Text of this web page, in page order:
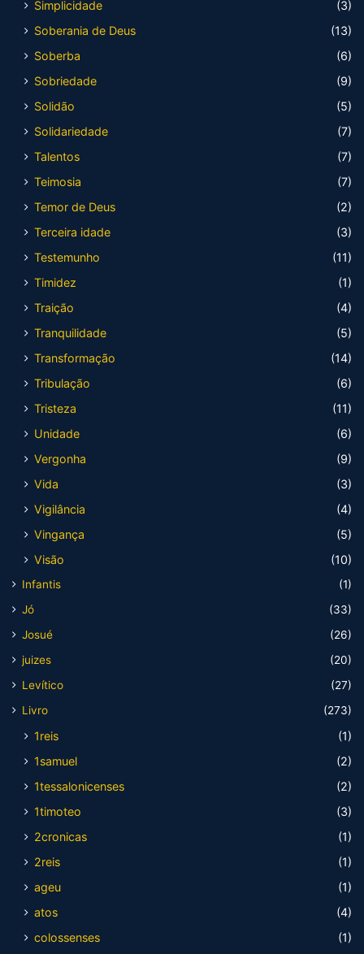
Simplicidade
(3)
Soberania de Deus
(13)
Soberba
(6)
Sobriedade
(9)
Solidão
(5)
Solidariedade
(7)
Talentos
(7)
Teimosia
(7)
Temor de Deus
(2)
Terceira idade
(3)
Testemunho
(11)
Timidez
(1)
Traição
(4)
Tranquilidade
(5)
Transformação
(14)
Tribulação
(6)
Tristeza
(11)
Unidade
(6)
Vergonha
(9)
Vida
(3)
Vigilância
(4)
Vingança
(5)
Visão
(10)
Infantis
(1)
Jó
(33)
Josué
(26)
juizes
(20)
Levítico
(27)
Livro
(273)
1reis
(1)
1samuel
(2)
1tessalonicenses
(2)
1timoteo
(3)
2cronicas
(1)
2reis
(1)
ageu
(1)
atos
(4)
colossenses
(1)